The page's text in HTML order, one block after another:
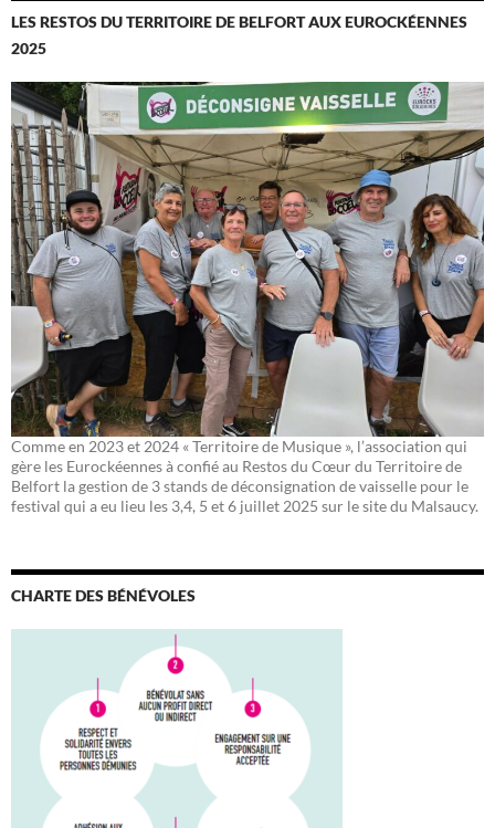
LES RESTOS DU TERRITOIRE DE BELFORT AUX EUROCKÉENNES
2025
Comme en 2023 et 2024 « Territoire de Musique », l’association qui
gère les Eurockéennes à confié au Restos du Cœur du Territoire de
Belfort la gestion de 3 stands de déconsignation de vaisselle pour le
festival qui a eu lieu les 3,4, 5 et 6 juillet 2025 sur le site du Malsaucy.
CHARTE DES BÉNÉVOLES